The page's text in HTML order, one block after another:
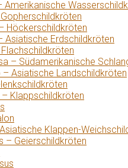
Amerikanische
Höckerschildkröten
Asiatische Erdschildkröten
– Südamerikanische
Asiatische Landschildkröten
Klappschildkröten
Klappen-
– Geierschildkröten